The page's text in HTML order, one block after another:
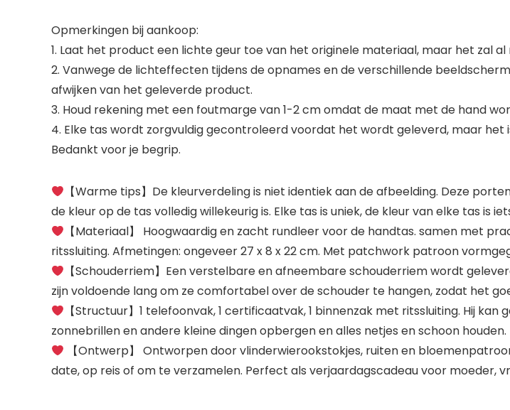
Opmerkingen bij aankoop:
1. Laat het product een lichte geur toe van het originele materiaal, maar het zal al
2. Vanwege de lichteffecten tijdens de opnames en de verschillende
afwijken van het geleverde product.
3. Houd rekening met een foutmarge van 1-2 cm omdat de maat met de hand
4. Elke tas wordt zorgvuldig gecontroleerd voordat het wordt geleverd, maar het
Bedankt voor je begrip.
【Warme tips】De kleurverdeling is niet identiek aan de afbeelding. Deze
de kleur op de tas volledig willekeurig is. Elke tas is uniek, de kleur van elke tas is
【Materiaal】 Hoogwaardig en zacht rundleer voor de handtas. samen met
ritssluiting. Afmetingen: ongeveer 27 x 8 x 22 cm. Met patchwork patroon
【Schouderriem】Een verstelbare en afneembare schouderriem wordt
zijn voldoende lang om ze comfortabel over de schouder te hangen, zodat het
【Structuur】1 telefoonvak, 1 certificaatvak, 1 binnenzak met ritssluiting. Hij
zonnebrillen en andere kleine dingen opbergen en alles netjes en schoon houden.
【Ontwerp】 Ontworpen door vlinderwierookstokjes, ruiten en
date, op reis of om te verzamelen. Perfect als verjaardagscadeau voor moeder,